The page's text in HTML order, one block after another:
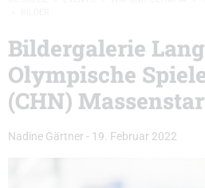
Bildergalerie
Olympische
(CHN)
Nadine Gärtner - 19. Februar 2022